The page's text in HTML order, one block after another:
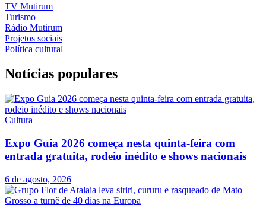
TV Mutirum
Turismo
Rádio Mutirum
Projetos sociais
Política cultural
Notícias populares
Cultura
Expo Guia 2026 começa nesta quinta-feira com
entrada gratuita, rodeio inédito e shows nacionais
6 de agosto, 2026